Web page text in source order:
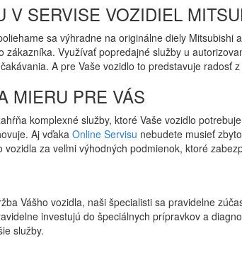
V SERVISE VOZIDIEL
sa výhradne na originálne diely
zákazníka. Využívať popredajné služby u
A pre Vaše vozidlo to predstavuje
MIERU PRE VÁS
komplexné služby, ktoré Vaše vozidlo
Aj vďaka Online Servisu nebudete musieť
za veľmi výhodných podmienok, ktoré
Vášho vozidla, naši špecialisti sa pravidelne
investujú do špeciálnych prípravkov a
služby.